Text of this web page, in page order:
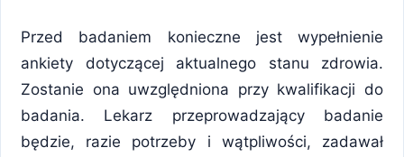
Przed badaniem konieczne jest wypełnienie
ankiety dotyczącej aktualnego stanu zdrowia.
Zostanie ona uwzględniona przy kwalifikacji do
badania. Lekarz przeprowadzający badanie
będzie, razie potrzeby i wątpliwości, zadawał